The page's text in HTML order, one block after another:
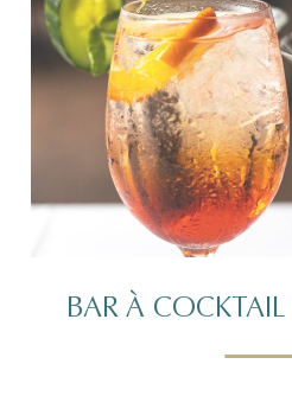
BAR À